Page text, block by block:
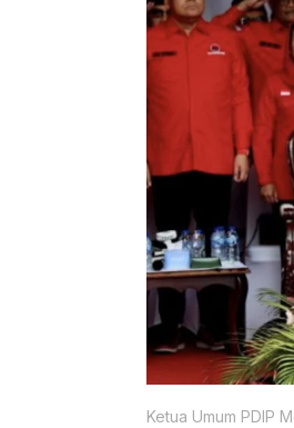
Ketua Umum PDIP